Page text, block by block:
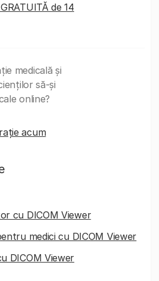
de 14
medicală și
să-și
online?
acum
cu DICOM Viewer
medici cu DICOM Viewer
DICOM Viewer